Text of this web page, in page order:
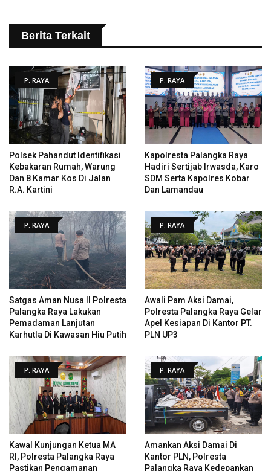
Berita Terkait
P. RAYA
Polsek Pahandut Identifikasi
Kebakaran Rumah, Warung
Dan 8 Kamar Kos Di Jalan
R.A. Kartini
P. RAYA
Kapolresta Palangka Raya
Hadiri Sertijab Irwasda, Karo
SDM Serta Kapolres Kobar
Dan Lamandau
P. RAYA
Satgas Aman Nusa II Polresta
Palangka Raya Lakukan
Pemadaman Lanjutan
Karhutla Di Kawasan Hiu Putih
P. RAYA
Awali Pam Aksi Damai,
Polresta Palangka Raya Gelar
Apel Kesiapan Di Kantor PT.
PLN UP3
P. RAYA
Kawal Kunjungan Ketua MA
RI, Polresta Palangka Raya
Pastikan Pengamanan
P. RAYA
Amankan Aksi Damai Di
Kantor PLN, Polresta
Palangka Raya Kedepankan